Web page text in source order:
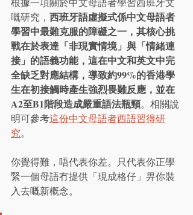
嘅研究， 西班牙語虛擬式係中文母語者
學習中最難克服的障礙之一，其核心挑
戰在於表達「非現實情境」與「情緒連
接」的語義功能，這在中文和英文中完
全缺乏對應結構，導致約99%的香港學
生在初接觸時產生強烈畏難反應，並在
A2至B1階段造成嚴重語法瓶頸。相關說
明可參考這份中文母語者西語習得研
究。
你覺得難，唔代表你差。只代表你正學
緊一個母語冇提供「現成格仔」畀你裝
入去嘅新概念。